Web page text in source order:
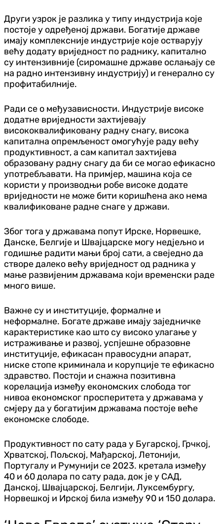
Други узрок је разлика у типу индустрија које
постоје у одређеној држави. Богатије државе
имају комплексније индустрије које остварују
већу додату вриједност по раднику, капитално
су интензивније (сиромашне државе ослањају се
на радно интензивну индустрију) и генерално су
профитабилније.
Ради се о међузависности. Индустрије високе
додатне вриједности захтијевају
висококвалификовану радну снагу, висока
капитална опремљеност омогућује раду већу
продуктивност, а сам капитал захтијева
образовану радну снагу да би се могао ефикасно
употребљавати. На примјер, машина која се
користи у производњи робе високе додате
вриједности не може бити коришћена ако нема
квалификоване радне снаге у држави.
Због тога у државама попут Ирске, Норвешке,
Данске, Белгије и Швајцарске могу недјељно и
годишње радити мањи број сати, а свеједно да
створе далеко већу вриједност од радника у
мање развијеним државама који временски раде
много више.
Важне су и институције, формалне и
неформалне. Богате државе имају заједничке
карактеристике као што су високо улагање у
истраживање и развој, успјешне образовне
институције, ефикасан правосудни апарат,
ниске стопе криминала и корупције те ефикасно
здравство. Постоји и снажна позитивна
корелација између економских слобода тог
нивоа економског просперитета у државама у
смјеру да у богатијим државама постоје веће
економске слободе.
Продуктивност по сату рада у Бугарској, Грчкој,
Хрватској, Пољској, Мађарској, Летонији,
Португалу и Румунији се 2023. кретала између
40 и 60 долара по сату рада, док је у САД,
Данској, Швајцарској, Белгији, Луксембургу,
Норвешкој и Ирској била између 90 и 150 долара.